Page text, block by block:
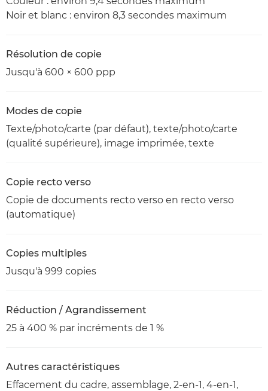
Noir et blanc : environ 8,3 secondes maximum
Résolution de copie
Jusqu'à 600 × 600 ppp
Modes de copie
Texte/photo/carte (par défaut), texte/photo/carte
(qualité supérieure), image imprimée, texte
Copie recto verso
Copie de documents recto verso en recto verso
(automatique)
Copies multiples
Jusqu'à 999 copies
Réduction / Agrandissement
25 à 400 % par incréments de 1 %
Autres caractéristiques
Effacement du cadre, assemblage, 2-en-1, 4-en-1,